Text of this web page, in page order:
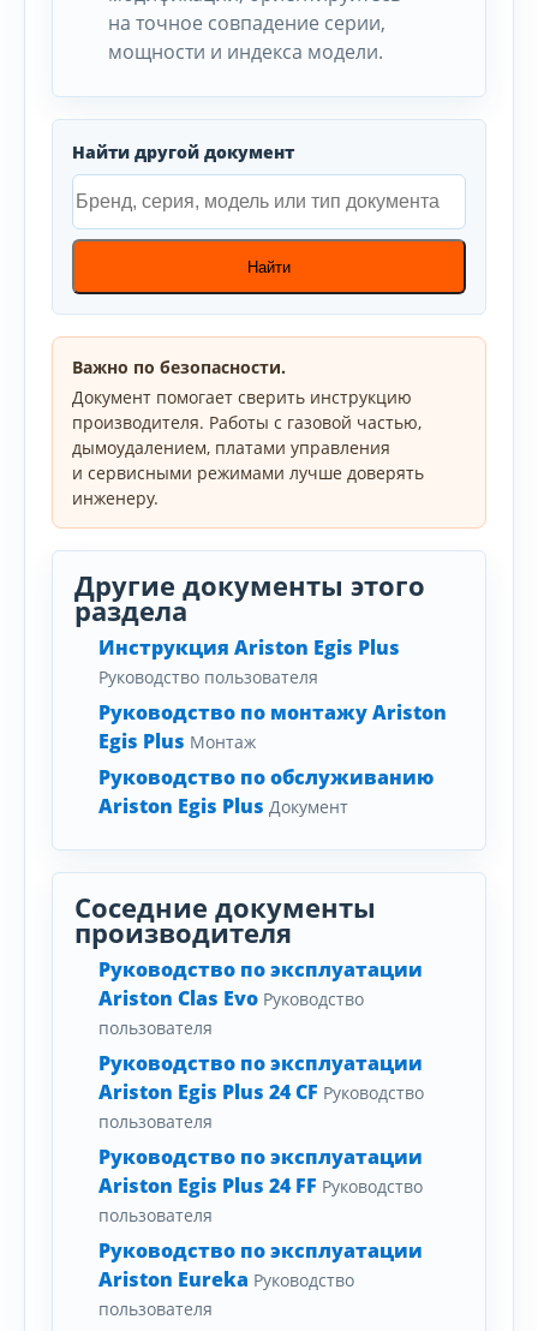
на точное совпадение серии,
мощности и индекса модели.
Найти другой документ
Найти
Важно по безопасности.
Документ помогает сверить инструкцию
производителя. Работы с газовой частью,
дымоудалением, платами управления
и сервисными режимами лучше доверять
инженеру.
Другие документы этого
раздела
Инструкция Ariston Egis Plus
Руководство пользователя
Руководство по монтажу Ariston
Egis Plus Монтаж
Руководство по обслуживанию
Ariston Egis Plus Документ
Соседние документы
производителя
Руководство по эксплуатации
Ariston Clas Evo Руководство
пользователя
Руководство по эксплуатации
Ariston Egis Plus 24 CF Руководство
пользователя
Руководство по эксплуатации
Ariston Egis Plus 24 FF Руководство
пользователя
Руководство по эксплуатации
Ariston Eureka Руководство
пользователя